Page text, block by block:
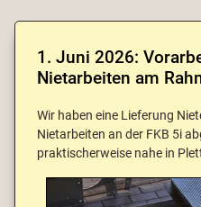
1. Juni 2026:
Nietarbeiten am
Wir haben eine Lieferung
Nietarbeiten an der FKB 5i
praktischerweise nahe in